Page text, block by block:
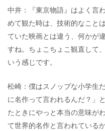
中井：『東京物語』はよく言
めて観た時は、技術的なこと
ていた映画とは違う、何かが
すね。ちょこちょこ観直して
いう感じです。
松崎：僕はスノッブな小学生
に名作って言われるんだ？」
たときにやっと本当の意味が
て世界的名作と言われている